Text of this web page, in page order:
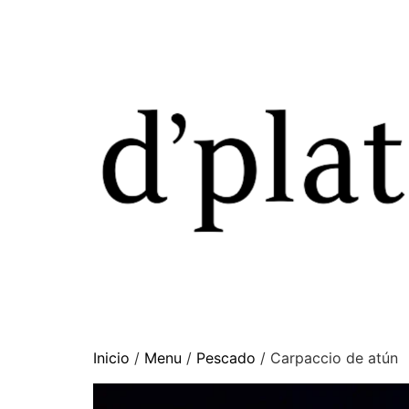
Inicio / Menu / Pescado / Carpaccio de atún